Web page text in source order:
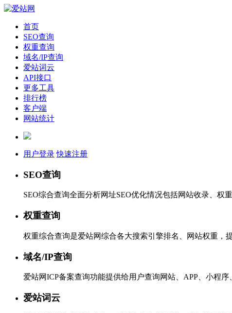
首页
SEO查询
权重查询
域名/IP查询
爱站词云
API接口
更多工具
排行榜
客户端
网站统计
用户登录 快速注册
SEO查询
SEO综合查询全面分析网址SEO优化情况包括网站收录、权
权重查询
权重综合查询是爱站网综合各大搜索引擎排名、网站权重，
域名/IP查询
爱站网ICP备案查询功能提供给用户查询网站、APP、小程
爱站词云